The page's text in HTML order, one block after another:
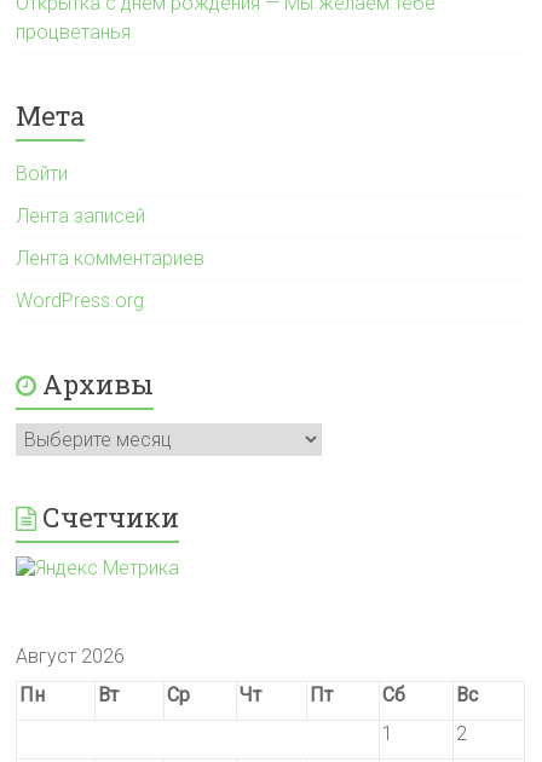
процветанья
Мета
Войти
Лента записей
Лента комментариев
WordPress.org
Архивы
Архивы
Счетчики
Август 2026
Пн
Вт Ср Чт Пт Сб
Вс
1
2